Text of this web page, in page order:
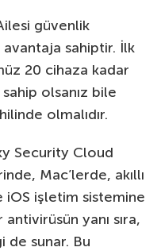
güvenlik
sahiptir. İlk
20 cihaza kadar
olsanız bile
olmalıdır.
Security Cloud
Mac’lerde, akıllı
işletim sistemine
yanı sıra,
sunar. Bu